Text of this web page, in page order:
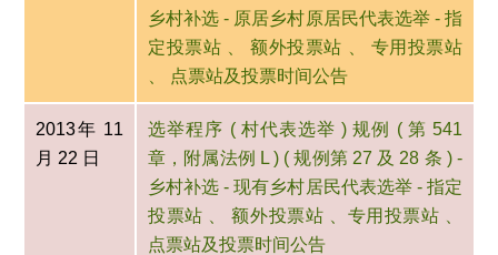
乡村补选 - 原居乡村原居民代表选举 - 指
定投票站 、 额外投票站 、 专用投票站
、 点票站及投票时间公告
2013年 11
月 22 日
选举程序 ( 村代表选举 ) 规例 ( 第 541
章，附属法例 L ) ( 规例第 27 及 28 条 ) -
乡村补选 - 现有乡村居民代表选举 - 指定
投票站 、 额外投票站 、专用投票站 、
点票站及投票时间公告